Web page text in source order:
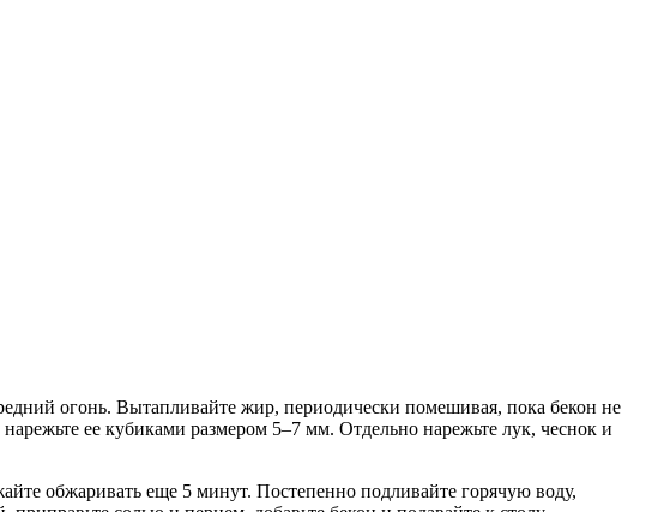
огонь. Вытапливайте жир, периодически помешивая, пока бекон не
ее кубиками размером 5–7 мм. Отдельно нарежьте лук, чеснок и
обжаривать еще 5 минут. Постепенно подливайте горячую воду,